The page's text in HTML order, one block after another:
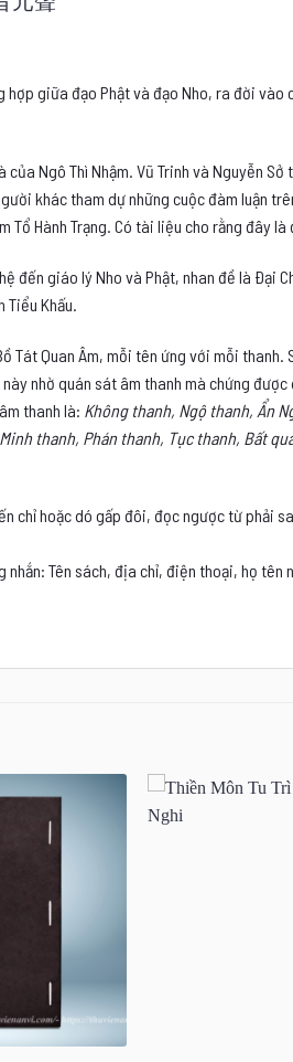
hợp giữa đạo Phật và đạo Nho, ra đời vào
Ngô Thì Nhậm. Vũ Trinh và Nguyễn
khác tham dự những cuộc đàm luận
Tổ Hành Trạng. Có tài liệu cho rằng đây
đến giáo lý Nho và Phật, nhan đề là Ðại
Tiểu Khấu.
Tát Quan Âm, mỗi tên ứng với mỗi
nhờ quán sát âm thanh mà chứng
thanh là: Không thanh, Ngộ thanh, Ẩn
thanh, Phán thanh, Tục thanh, Bất
chỉ hoặc dó gấp đôi, đọc ngược từ phải
Tên sách, địa chỉ, điện thoại, họ